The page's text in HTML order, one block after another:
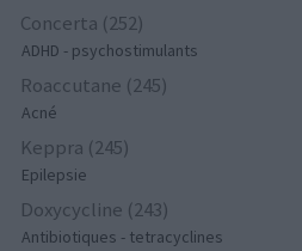
Concerta (252)
ADHD - psychostimulants
Roaccutane (245)
Acné
Keppra (245)
Epilepsie
Doxycycline (243)
Antibiotiques - tetracyclines